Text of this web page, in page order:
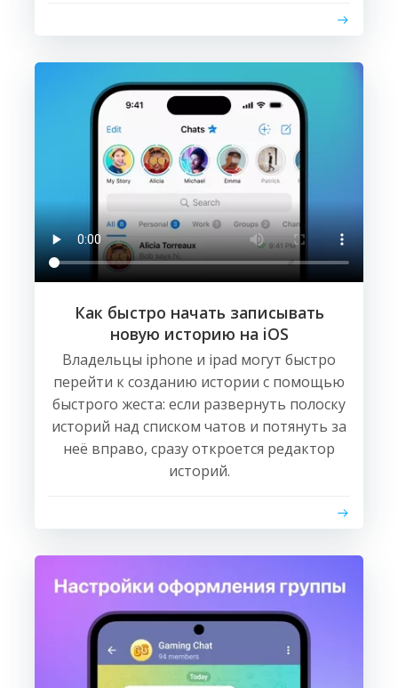
Как быстро начать записывать
новую историю на iOS
Владельцы iphone и ipad могут быстро
перейти к созданию истории с помощью
быстрого жеста: если развернуть полоску
историй над списком чатов и потянуть за
неё вправо, сразу откроется редактор
историй.